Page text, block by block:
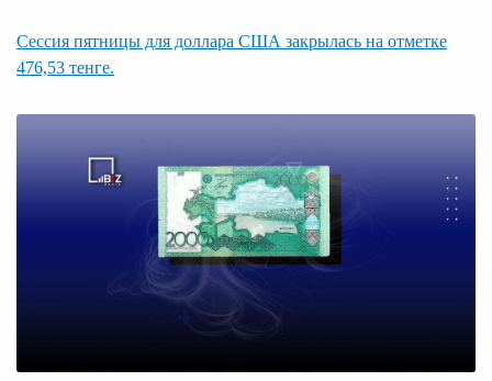
Сессия пятницы для доллара США закрылась на отметке
476,53 тенге.